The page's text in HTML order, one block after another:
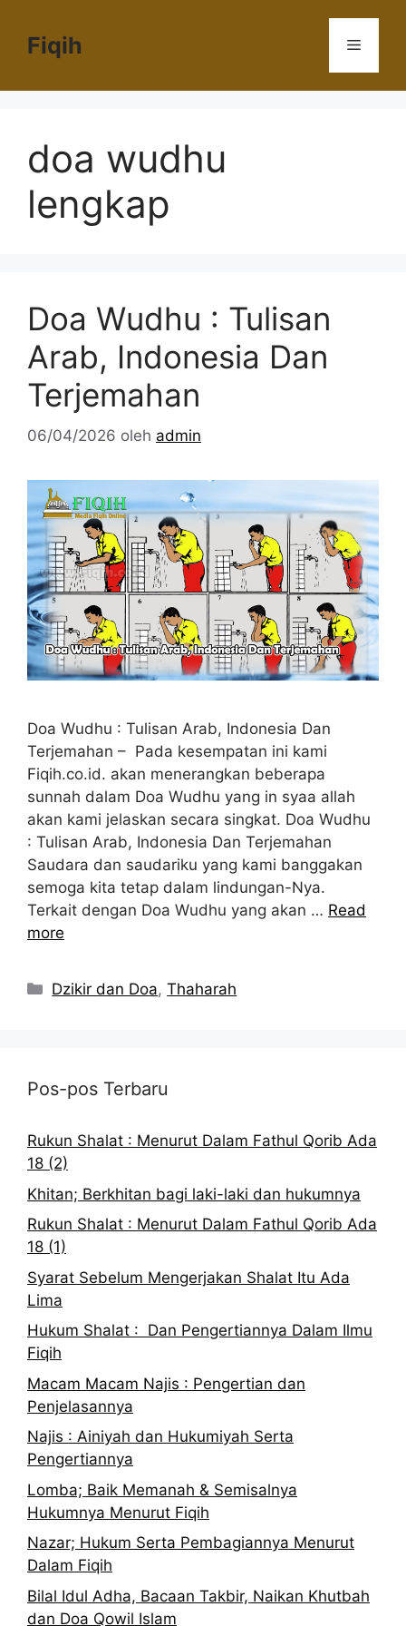
Fiqih Menu
doa wudhu
lengkap
Doa Wudhu : Tulisan
Arab, Indonesia Dan
Terjemahan
06/04/2026 oleh admin
Doa Wudhu : Tulisan Arab, Indonesia Dan
Terjemahan – Pada kesempatan ini kami
Fiqih.co.id. akan menerangkan beberapa
sunnah dalam Doa Wudhu yang in syaa allah
akan kami jelaskan secara singkat. Doa Wudhu
: Tulisan Arab, Indonesia Dan Terjemahan
Saudara dan saudariku yang kami banggakan
semoga kita tetap dalam lindungan-Nya.
Terkait dengan Doa Wudhu yang akan … Read
more
Kategori
Dzikir dan Doa,Thaharah
Pos-pos Terbaru
Rukun Shalat : Menurut Dalam Fathul Qorib Ada
18 (2)
Khitan; Berkhitan bagi laki-laki dan hukumnya
Rukun Shalat : Menurut Dalam Fathul Qorib Ada
18 (1)
Syarat Sebelum Mengerjakan Shalat Itu Ada
Lima
Hukum Shalat : Dan Pengertiannya Dalam Ilmu
Fiqih
Macam Macam Najis : Pengertian dan
Penjelasannya
Najis : Ainiyah dan Hukumiyah Serta
Pengertiannya
Lomba; Baik Memanah & Semisalnya
Hukumnya Menurut Fiqih
Nazar; Hukum Serta Pembagiannya Menurut
Dalam Fiqih
Bilal Idul Adha, Bacaan Takbir, Naikan Khutbah
dan Doa Qowil Islam